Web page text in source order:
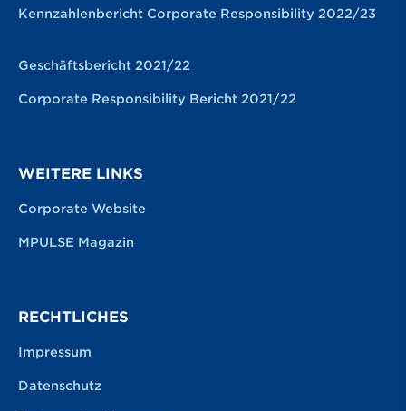
Kennzahlenbericht Corporate Responsibility 2022/23
Geschäftsbericht 2021/22
Corporate Responsibility Bericht 2021/22
WEITERE LINKS
Corporate Website
MPULSE Magazin
RECHTLICHES
Impressum
Datenschutz